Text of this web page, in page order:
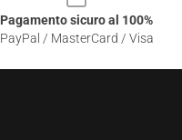
Pagamento sicuro al 100%
PayPal / MasterCard / Visa